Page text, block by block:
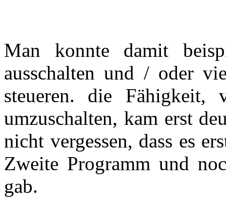
Man konnte damit
ausschalten und / oder
steueren. die Fähigkeit,
umzuschalten, kam erst
nicht vergessen, dass es
Zweite Programm und
gab.